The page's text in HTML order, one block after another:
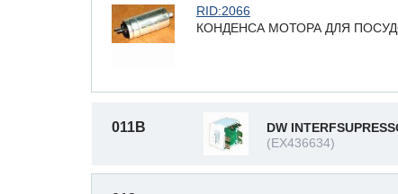
RID:2066
КОНДЕНСА МОТОРА ДЛЯ
011B
DW
(EX436634)